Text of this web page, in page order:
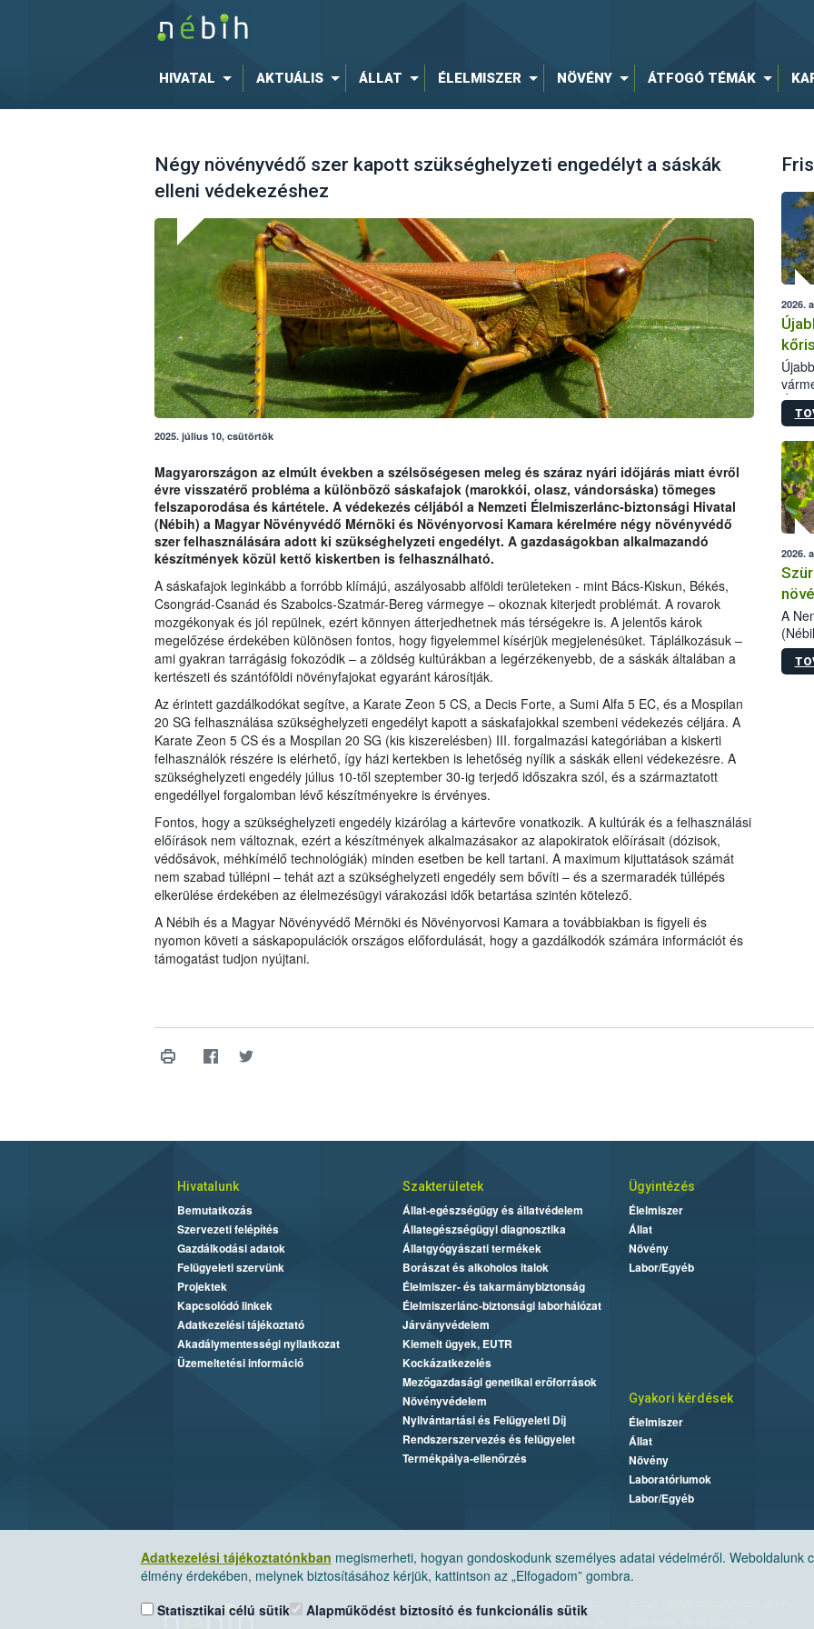
HIVATAL AKTUÁLIS ÁLLAT ÉLELMISZER NÖVÉNY ÁTFOGÓ TÉMÁK
Négy növényvédő szer kapott szükséghelyzeti engedélyt a sáskák
elleni védekezéshez
2025. július 10, csütörtök
Magyarországon az elmúlt években a szélsőségesen meleg és száraz nyári időjárás miatt évről
évre visszatérő probléma a különböző sáskafajok (marokkói, olasz, vándorsáska) tömeges
felszaporodása és kártétele. A védekezés céljából a Nemzeti Élelmiszerlánc-biztonsági Hivatal
(Nébih) a Magyar Növényvédő Mérnöki és Növényorvosi Kamara kérelmére négy növényvédő
szer felhasználására adott ki szükséghelyzeti engedélyt. A gazdaságokban alkalmazandó
készítmények közül kettő kiskertben is felhasználható.
A sáskafajok leginkább a forróbb klímájú, aszályosabb alföldi területeken - mint Bács-Kiskun, Békés,
Csongrád-Csanád és Szabolcs-Szatmár-Bereg vármegye – okoznak kiterjedt problémát. A rovarok
mozgékonyak és jól repülnek, ezért könnyen átterjedhetnek más térségekre is. A jelentős károk
megelőzése érdekében különösen fontos, hogy figyelemmel kísérjük megjelenésüket. Táplálkozásuk –
ami gyakran tarrágásig fokozódik – a zöldség kultúrákban a legérzékenyebb, de a sáskák általában a
kertészeti és szántóföldi növényfajokat egyaránt károsítják.
Az érintett gazdálkodókat segítve, a Karate Zeon 5 CS, a Decis Forte, a Sumi Alfa 5 EC, és a Mospilan
20 SG felhasználása szükséghelyzeti engedélyt kapott a sáskafajokkal szembeni védekezés céljára. A
Karate Zeon 5 CS és a Mospilan 20 SG (kis kiszerelésben) III. forgalmazási kategóriában a kiskerti
felhasználók részére is elérhető, így házi kertekben is lehetőség nyílik a sáskák elleni védekezésre. A
szükséghelyzeti engedély július 10-től szeptember 30-ig terjedő időszakra szól, és a származtatott
engedéllyel forgalomban lévő készítményekre is érvényes.
Fontos, hogy a szükséghelyzeti engedély kizárólag a kártevőre vonatkozik. A kultúrák és a felhasználási
előírások nem változnak, ezért a készítmények alkalmazásakor az alapokiratok előírásait (dózisok,
védősávok, méhkímélő technológiák) minden esetben be kell tartani. A maximum kijuttatások számát
nem szabad túllépni – tehát azt a szükséghelyzeti engedély sem bővíti – és a szermaradék túllépés
elkerülése érdekében az élelmezésügyi várakozási idők betartása szintén kötelező.
A Nébih és a Magyar Növényvédő Mérnöki és Növényorvosi Kamara a továbbiakban is figyeli és
nyomon követi a sáskapopulációk országos előfordulását, hogy a gazdálkodók számára információt és
támogatást tudjon nyújtani.
2026.
2026.
A
Adatkezelési tájékoztatónkban megismerheti, hogyan gondoskodunk személyes adatai védelméről. Weboldalunk
élmény érdekében, melynek biztosításához kérjük, kattintson az „Elfogadom” gombra.
Statisztikai célú sütik
Alapműködést biztosító és funkcionális sütik
Hivatalunk
Bemutatkozás
Szervezeti felépítés
Gazdálkodási adatok
Felügyeleti szervünk
Projektek
Kapcsolódó linkek
Adatkezelési tájékoztató
Akadálymentességi nyilatkozat
Üzemeltetési információ
Szakterületek
Állat-egészségügy és állatvédelem
Állategészségügyi diagnosztika
Állatgyógyászati termékek
Borászat és alkoholos italok
Élelmiszer- és takarmánybiztonság
Élelmiszerlánc-biztonsági laborhálózat
Járványvédelem
Kiemelt ügyek, EUTR
Kockázatkezelés
Mezőgazdasági genetikai erőforrások
Növényvédelem
Nyilvántartási és Felügyeleti Díj
Rendszerszervezés és felügyelet
Termékpálya-ellenőrzés
Ügyintézés
Élelmiszer
Állat
Növény
Labor/Egyéb
Gyakori kérdések
Élelmiszer
Állat
Növény
Laboratóriumok
Labor/Egyéb
Nemzeti Élelmiszerlánc-biztonsági Hivatal